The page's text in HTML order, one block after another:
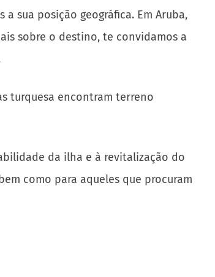
sua posição geográfica. Em Aruba,
sobre o destino, te convidamos a
turquesa encontram terreno
da ilha e à revitalização do
como para aqueles que procuram